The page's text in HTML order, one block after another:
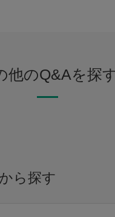
他のQ&Aを探
ら探す